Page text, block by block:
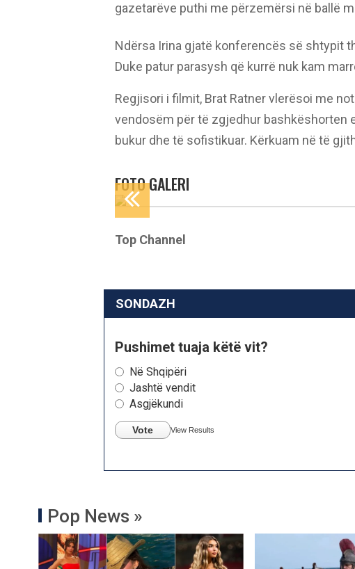
gazetarëve puthi me përzemërsi në ballë
Ndërsa Irina gjatë konferencës së shtypit
Duke patur parasysh që kurrë nuk kam
Regjisori i filmit, Brat Ratner vlerësoi me
vendosëm për të zgjedhur bashkëshorten
bukur dhe të sofistikuar. Kërkuam në të
FOTO GALERI
Top Channel
SONDAZH
Pushimet tuaja këtë vit?
Në Shqipëri
Jashtë vendit
Asgjëkundi
Vote View Results
Pop News »